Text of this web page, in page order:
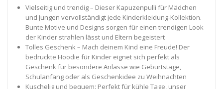
Vielseitig und trendig – Dieser Kapuzenpulli für Mädchen
und Jungen vervollständigt jede Kinderkleidung-Kollektion.
Bunte Motive und Designs sorgen für einen trendigen Look
der Kinder strahlen lässt und Eltern begeistert
Tolles Geschenk – Mach deinem Kind eine Freude! Der
bedruckte Hoodie für Kinder eignet sich perfekt als
Geschenk für besondere Anlässe wie Geburtstage,
Schulanfang oder als Geschenkidee zu Weihnachten
Kuschelig und bequem: Perfekt für kühle Tage, unser